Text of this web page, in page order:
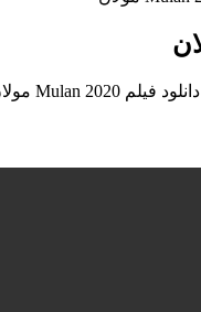
دانلود فیلم Mulan 2020 مولان